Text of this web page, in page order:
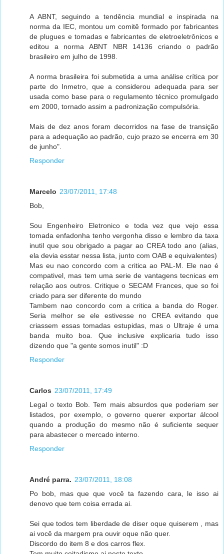
A ABNT, seguindo a tendência mundial e inspirada na
norma da IEC, montou um comitê formado por fabricantes
de plugues e tomadas e fabricantes de eletroeletrônicos e
editou a norma ABNT NBR 14136 criando o padrão
brasileiro em julho de 1998.
A norma brasileira foi submetida a uma análise crítica por
parte do Inmetro, que a considerou adequada para ser
usada como base para o regulamento técnico promulgado
em 2000, tornado assim a padronização compulsória.
Mais de dez anos foram decorridos na fase de transição
para a adequação ao padrão, cujo prazo se encerra em 30
de junho".
Responder
Marcelo 23/07/2011, 17:48
Bob,
Sou Engenheiro Eletronico e toda vez que vejo essa
tomada enfadonha tenho vergonha disso e lembro da taxa
inutil que sou obrigado a pagar ao CREA todo ano (alias,
ela devia esstar nessa lista, junto com OAB e equivalentes)
Mas eu nao concordo com a critica ao PAL-M. Ele nao é
compativel, mas tem uma serie de vantagens tecnicas em
relação aos outros. Critique o SECAM Frances, que so foi
criado para ser diferente do mundo
Tambem nao concordo com a critica a banda do Roger.
Seria melhor se ele estivesse no CREA evitando que
criassem essas tomadas estupidas, mas o Ultraje é uma
banda muito boa. Que inclusive explicaria tudo isso
dizendo que "a gente somos inutil" :D
Responder
Carlos 23/07/2011, 17:49
Legal o texto Bob. Tem mais absurdos que poderiam ser
listados, por exemplo, o governo querer exportar álcool
quando a produção do mesmo não é suficiente sequer
para abastecer o mercado interno.
Responder
André parra. 23/07/2011, 18:08
Po bob, mas que que você ta fazendo cara, le isso ai
denovo que tem coisa errada ai.
Sei que todos tem liberdade de diser oque quiserem , mas
ai você da margem pra ouvir oque não quer.
Discordo do item 8 e dos carros flex.